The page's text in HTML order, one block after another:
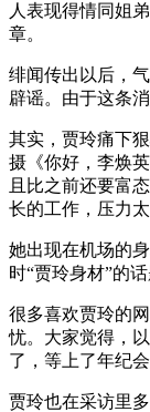
人表现得情同姐
章。
绯闻传出以后，
辟谣。由于这条
其实，贾玲痛下
摄《你好，李焕
且比之前还要富
长的工作，压力
她出现在机场的
时“贾玲身材”的
很多喜欢贾玲的
忧。大家觉得，
了，等上了年纪
贾玲也在采访里